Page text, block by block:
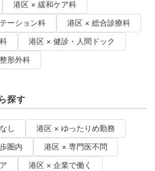
港区 × 緩和ケア科
ーション科
港区 × 総合診療科
港区 × 健診・人間ドック
形外科
探す
し
港区 × ゆったりめ勤務
圏内
港区 × 専門医不問
港区 × 企業で働く